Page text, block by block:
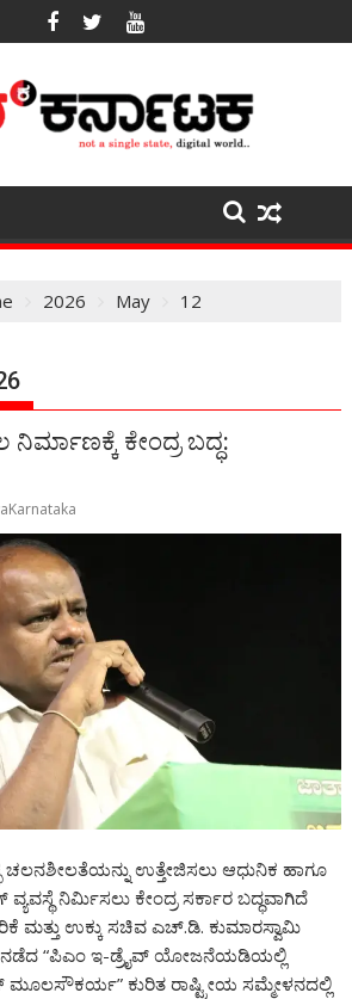
2026 May 12
ಕೇಂದ್ರ ಬದ್ಧ:
ಚಲನಶೀಲತೆಯನ್ನು ಉತ್ತೇಜಿಸಲು ಆಧುನಿಕ ಹಾಗೂ
ನಿರ್ಮಿಸಲು ಕೇಂದ್ರ ಸರ್ಕಾರ ಬದ್ಧವಾಗಿದೆ
ಮತ್ತು ಉಕ್ಕು ಸಚಿವ ಎಚ್.ಡಿ. ಕುಮಾರಸ್ವಾಮಿ
ನಡೆದ “ಪಿಎಂ ಇ-ಡ್ರೈವ್ ಯೋಜನೆಯಡಿಯಲ್ಲಿ
ಮೂಲಸೌಕರ್ಯ” ಕುರಿತ ರಾಷ್ಟ್ರೀಯ ಸಮ್ಮೇಳನದಲ್ಲಿ